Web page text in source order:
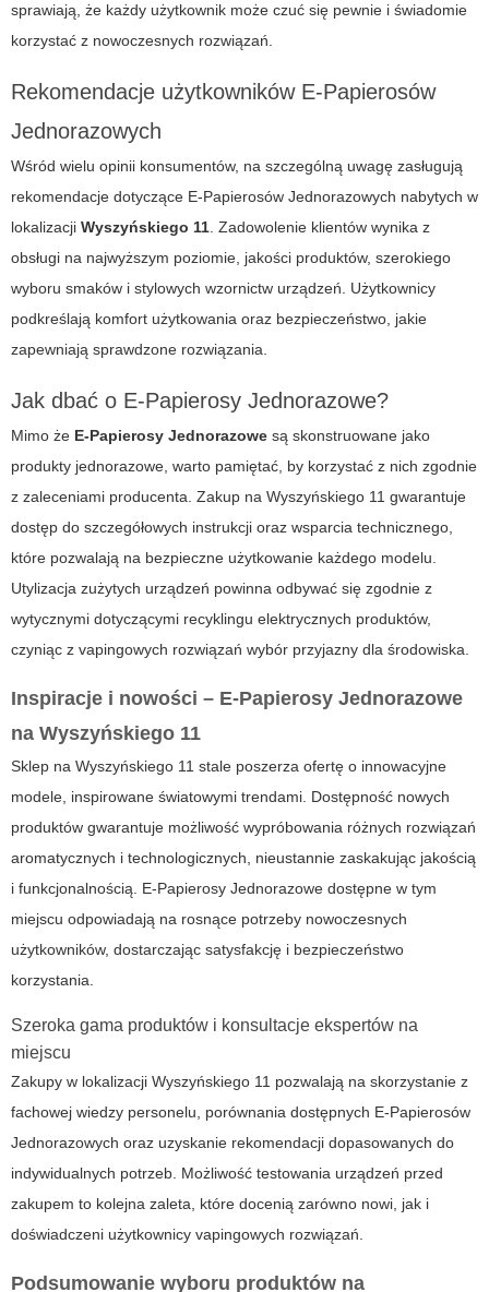
sprawiają, że każdy użytkownik może czuć się pewnie i świadomie
korzystać z nowoczesnych rozwiązań.
Rekomendacje użytkowników E-Papierosów
Jednorazowych
Wśród wielu opinii konsumentów, na szczególną uwagę zasługują
rekomendacje dotyczące E-Papierosów Jednorazowych nabytych w
lokalizacji Wyszyńskiego 11 . Zadowolenie klientów wynika z
obsługi na najwyższym poziomie, jakości produktów, szerokiego
wyboru smaków i stylowych wzornictw urządzeń. Użytkownicy
podkreślają komfort użytkowania oraz bezpieczeństwo, jakie
zapewniają sprawdzone rozwiązania.
Jak dbać o E-Papierosy Jednorazowe?
Mimo że E-Papierosy Jednorazowe są skonstruowane jako
produkty jednorazowe, warto pamiętać, by korzystać z nich zgodnie
z zaleceniami producenta. Zakup na Wyszyńskiego 11 gwarantuje
dostęp do szczegółowych instrukcji oraz wsparcia technicznego,
które pozwalają na bezpieczne użytkowanie każdego modelu.
Utylizacja zużytych urządzeń powinna odbywać się zgodnie z
wytycznymi dotyczącymi recyklingu elektrycznych produktów,
czyniąc z vapingowych rozwiązań wybór przyjazny dla środowiska.
Inspiracje i nowości – E-Papierosy Jednorazowe
na Wyszyńskiego 11
Sklep na Wyszyńskiego 11 stale poszerza ofertę o innowacyjne
modele, inspirowane światowymi trendami. Dostępność nowych
produktów gwarantuje możliwość wypróbowania różnych rozwiązań
aromatycznych i technologicznych, nieustannie zaskakując jakością
i funkcjonalnością. E-Papierosy Jednorazowe dostępne w tym
miejscu odpowiadają na rosnące potrzeby nowoczesnych
użytkowników, dostarczając satysfakcję i bezpieczeństwo
korzystania.
Szeroka gama produktów i konsultacje ekspertów na
miejscu
Zakupy w lokalizacji Wyszyńskiego 11 pozwalają na skorzystanie z
fachowej wiedzy personelu, porównania dostępnych E-Papierosów
Jednorazowych oraz uzyskanie rekomendacji dopasowanych do
indywidualnych potrzeb. Możliwość testowania urządzeń przed
zakupem to kolejna zaleta, które docenią zarówno nowi, jak i
doświadczeni użytkownicy vapingowych rozwiązań.
Podsumowanie wyboru produktów na